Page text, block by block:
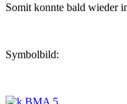
Somit konnte bald wieder
Symbolbild: